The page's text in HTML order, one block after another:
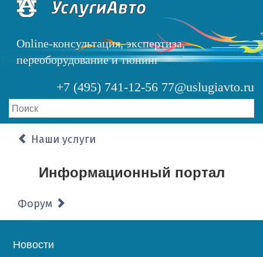
Перейти
содержанию
Online-консультация, экспертиза,
переоборудование и тюнинг
+7 (495) 741-12-56 77@uslugiavto.ru
Наши услуги
Информационный портал
Форум
Основная
Новости